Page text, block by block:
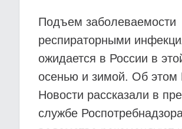
Подъем заболеваемости
респираторными
ожидается в России в
осенью и зимой. Об
Новости рассказали в
службе